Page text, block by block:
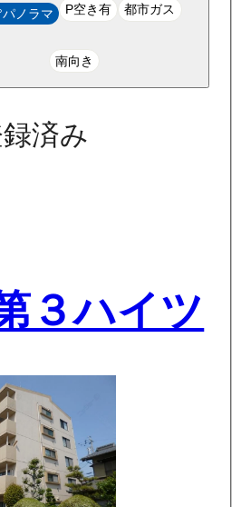
パノラマ P空き有 都市ガス
南向き
済み
３ハイツ